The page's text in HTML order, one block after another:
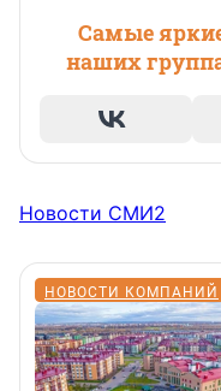
Самые
наших
Новости СМИ2
НОВОСТИ КОМПАНИЙ